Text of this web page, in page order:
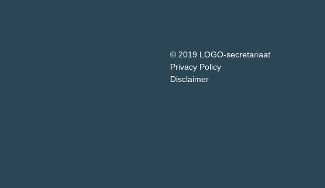
© 2019 LOGO-secretariaat
Privacy Policy
Disclaimer